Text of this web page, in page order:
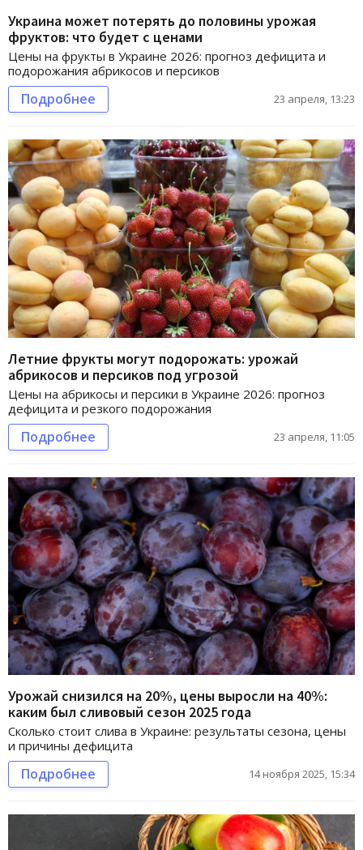
Украина может потерять до половины урожая
фруктов: что будет с ценами
Цены на фрукты в Украине 2026: прогноз дефицита и
подорожания абрикосов и персиков
Подробнее 23 апреля, 13:23
Летние фрукты могут подорожать: урожай
абрикосов и персиков под угрозой
Цены на абрикосы и персики в Украине 2026: прогноз
дефицита и резкого подорожания
Подробнее 23 апреля, 11:05
Урожай снизился на 20%, цены выросли на 40%:
каким был сливовый сезон 2025 года
Сколько стоит слива в Украине: результаты сезона, цены
и причины дефицита
Подробнее 14 ноября 2025, 15:34